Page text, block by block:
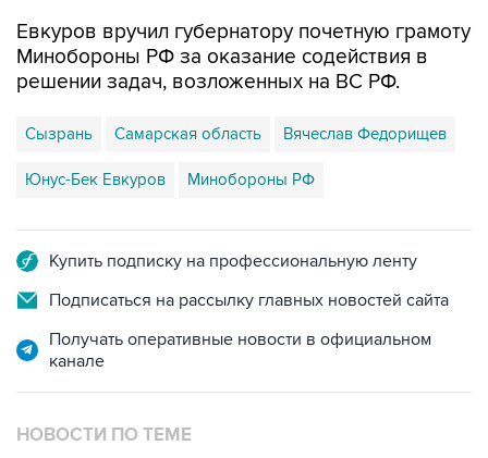
Евкуров вручил губернатору почетную грамоту
Минобороны РФ за оказание содействия в
решении задач, возложенных на ВС РФ.
Сызрань Самарская область Вячеслав Федорищев
Юнус-Бек Евкуров Минобороны РФ
Купить подписку на профессиональную ленту
Подписаться на рассылку главных новостей сайта
Получать оперативные новости в официальном
канале
НОВОСТИ ПО ТЕМЕ